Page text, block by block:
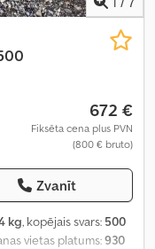
672 €
Fiksēta cena plus PVN
(800 € bruto)
Zvanīt
kg, kopējais svars: 500
vietas platums:930